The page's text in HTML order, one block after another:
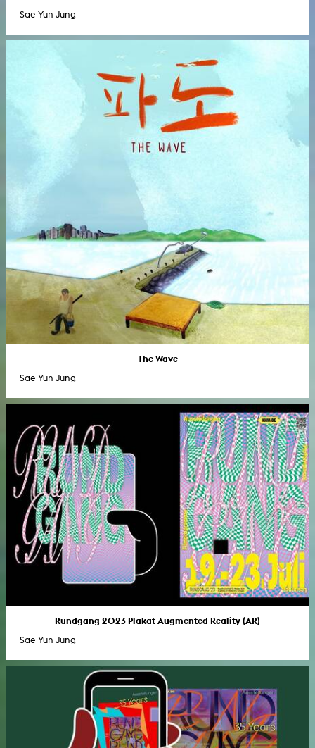
Sae Yun Jung
The Wave
Sae Yun Jung
Rundgang 2023 Plakat Augmented Reality (AR)
Sae Yun Jung